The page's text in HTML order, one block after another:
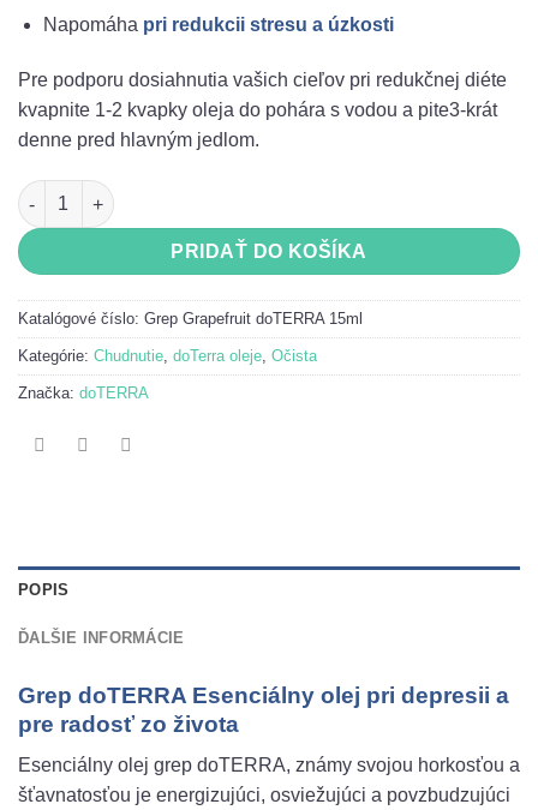
Napomáha pri redukcii stresu a úzkosti
Pre podporu dosiahnutia vašich cieľov pri redukčnej diéte
kvapnite 1-2 kvapky oleja do pohára s vodou a pite3-krát
denne pred hlavným jedlom.
množstvo Grep doTERRA esenciálny olej (Očista) 15ml
PRIDAŤ DO KOŠÍKA
Katalógové číslo: Grep Grapefruit doTERRA 15ml
Kategórie: Chudnutie doTerra oleje Očista
Značka: doTERRA
POPIS
ĎALŠIE INFORMÁCIE
Grep doTERRA Esenciálny olej pri depresii a
pre radosť zo života
Esenciálny olej grep doTERRA, známy svojou horkosťou a
šťavnatosťou je energizujúci, osviežujúci a povzbudzujúci